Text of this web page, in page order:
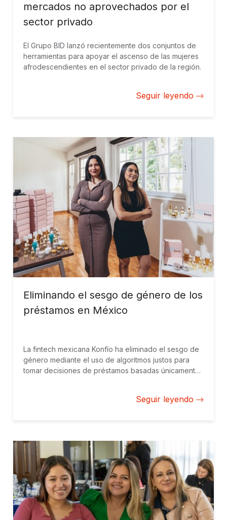
mercados no aprovechados por el
sector privado
El Grupo BID lanzó recientemente dos conjuntos de
herramientas para apoyar el ascenso de las mujeres
afrodescendientes en el sector privado de la región.
Seguir leyendo
Eliminando el sesgo de género de los
préstamos en México
La fintech mexicana Konfío ha eliminado el sesgo de
género mediante el uso de algoritmos justos para
tomar decisiones de préstamos basadas únicamente
préstamo de Konfío sobre las ventas de las
Seguir leyendo